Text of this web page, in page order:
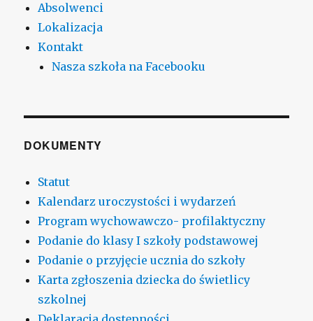
Absolwenci
Lokalizacja
Kontakt
Nasza szkoła na Facebooku
DOKUMENTY
Statut
Kalendarz uroczystości i wydarzeń
Program wychowawczo- profilaktyczny
Podanie do klasy I szkoły podstawowej
Podanie o przyjęcie ucznia do szkoły
Karta zgłoszenia dziecka do świetlicy
szkolnej